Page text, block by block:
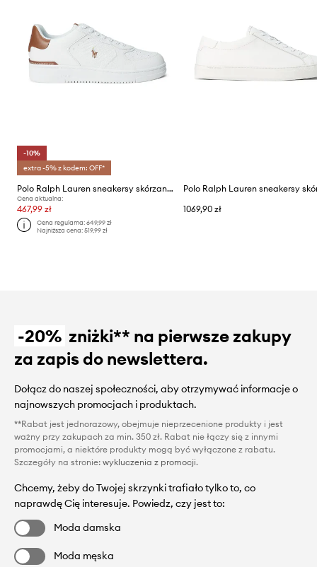
-10%
extra -5% z kodem: OFF*
Polo Ralph Lauren sneakersy skórzane Masters Crt
Cena aktualna:
467,99 zł
Cena regularna:649,99 zł
Najniższa cena:519,99 zł
1069,90 zł
-20% zniżki** na pierwsze zakupy
za zapis do newslettera.
Dołącz do naszej społeczności, aby otrzymywać informacje o
najnowszych promocjach i produktach.
**Rabat jest jednorazowy, obejmuje nieprzecenione produkty i jest
ważny przy zakupach za min. 350 zł. Rabat nie łączy się z innymi
promocjami, a niektóre produkty mogą być wyłączone z rabatu.
Szczegóły na stronie: wykluczenia z promocji.
Chcemy, żeby do Twojej skrzynki trafiało tylko to, co
naprawdę Cię interesuje. Powiedz, czy jest to:
Moda damska
Moda męska